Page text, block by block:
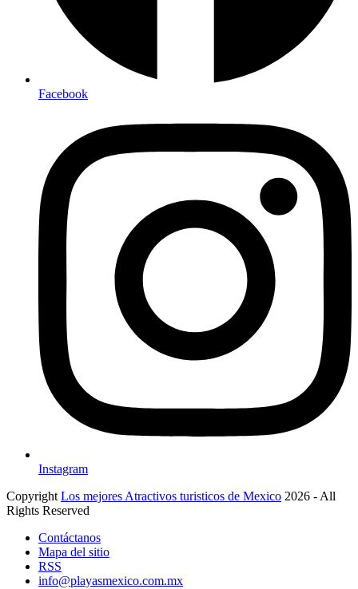
Facebook
Instagram
Copyright Los mejores Atractivos turisticos de Mexico 2026 - All
Rights Reserved
Contáctanos
Mapa del sitio
RSS
info@playasmexico.com.mx